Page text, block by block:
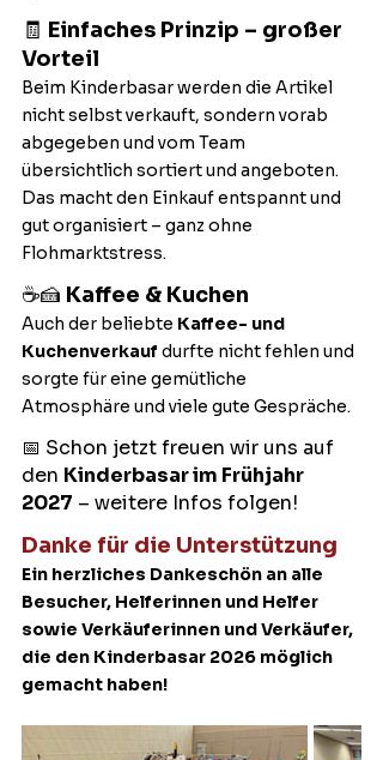
🧾 Einfaches Prinzip – großer
Vorteil
Beim Kinderbasar werden die Artikel
nicht selbst verkauft, sondern vorab
abgegeben und vom Team
übersichtlich sortiert und angeboten.
Das macht den Einkauf entspannt und
gut organisiert – ganz ohne
Flohmarktstress.
☕🍰 Kaffee & Kuchen
Auch der beliebte Kaffee- und
Kuchenverkauf durfte nicht fehlen und
sorgte für eine gemütliche
Atmosphäre und viele gute Gespräche.
📅 Schon jetzt freuen wir uns auf
den Kinderbasar im Frühjahr
2027 – weitere Infos folgen!
Danke für die Unterstützung
Ein herzliches Dankeschön an alle
Besucher, Helferinnen und Helfer
sowie Verkäuferinnen und Verkäufer,
die den Kinderbasar 2026 möglich
gemacht haben!